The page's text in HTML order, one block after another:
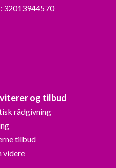
32013944570
og tilbud
rådgivning
tilbud
videre